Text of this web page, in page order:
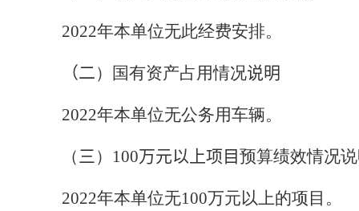
2022年本单位无此经费安排。
（二） 国有资产占用情况说明
2022年本单位无公务用车辆。
（三） 100万元以上项目 预算绩效情况
2022年本单位无100万元以上的项目。